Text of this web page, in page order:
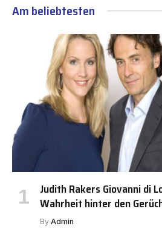
Am beliebtesten
Judith Rakers Giovanni di
Wahrheit hinter den
By Admin